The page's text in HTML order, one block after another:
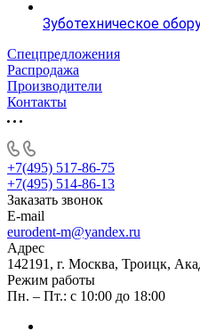
Зуботехническое
Спецпредложения
Распродажа
Производители
Контакты
+7(495) 517-86-75
+7(495) 514-86-13
Заказать звонок
E-mail
eurodent-m@yandex.ru
Адрес
142191, г. Москва, Троицк,
Режим работы
Пн. – Пт.: с 10:00 до 18:00